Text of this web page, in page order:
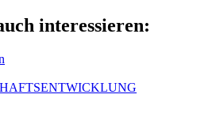
interessieren: